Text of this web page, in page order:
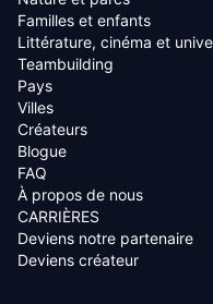
Familles et enfants
Littérature, cinéma et
Teambuilding
Pays
Villes
Créateurs
Blogue
FAQ
À propos de nous
CARRIÈRES
Deviens notre partenaire
Deviens créateur